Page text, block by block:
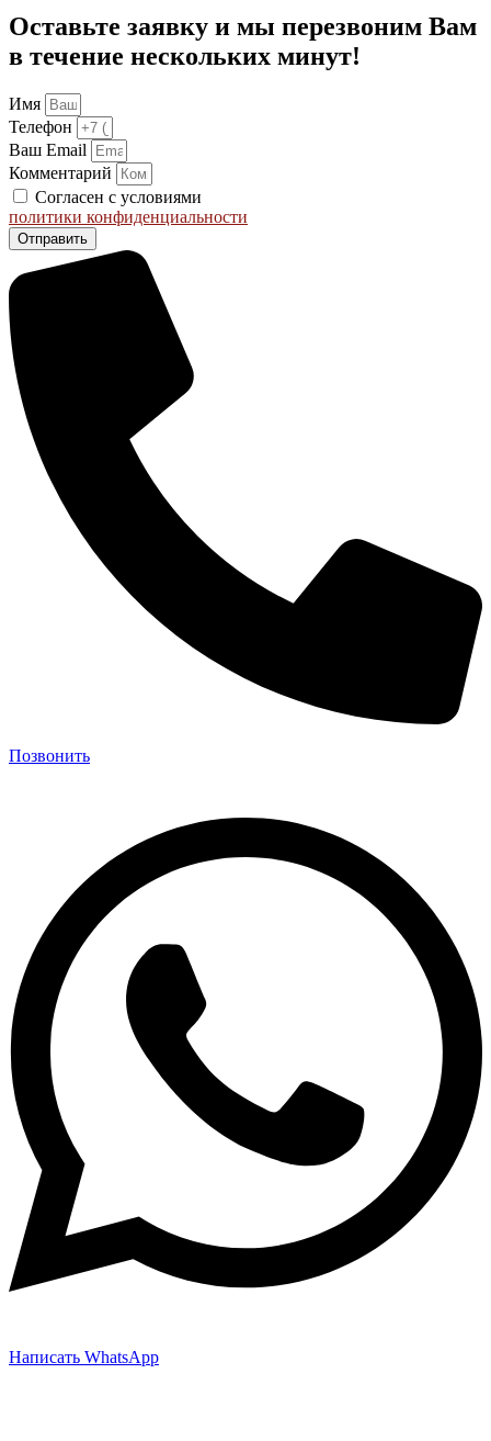
Оставьте заявку и мы перезвоним Вам
в течение нескольких минут!
Имя
Телефон
Ваш Email
Комментарий
Согласен с условиями
политики конфиденциальности
Отправить
Позвонить
Написать WhatsApp